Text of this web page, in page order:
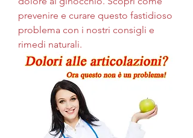
prevenire e curare questo fastidioso
problema con i nostri consigli e
rimedi naturali.